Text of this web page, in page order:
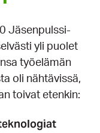
Jäsenpulssi-
yli puolet
työelämän
oli nähtävissä,
toivat etenkin: